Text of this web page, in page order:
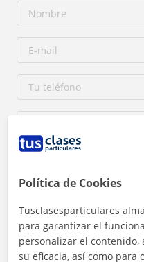
Política de Cookies
Tusclasesparticulares
para garantizar el
personalizar el
su eficacia, así como para